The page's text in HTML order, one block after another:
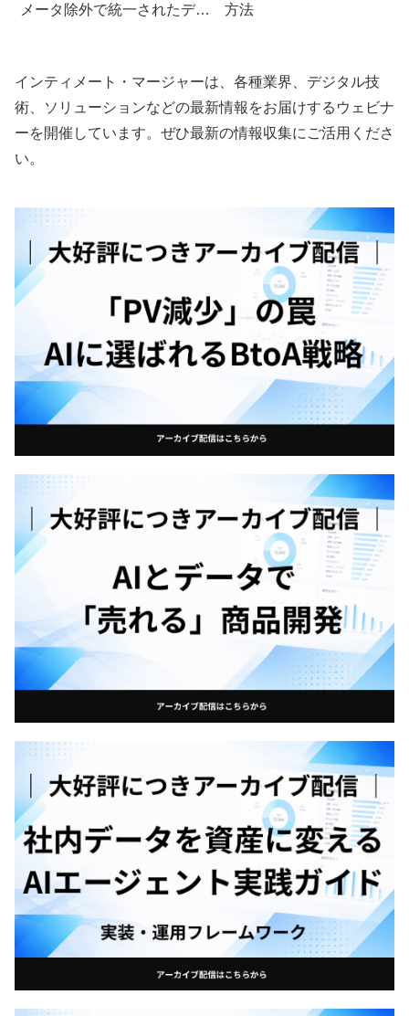
メータ除外で統一されたデー
方法
インティメート・マージャーは、各種業界、デジタル技
術、ソリューションなどの最新情報をお届けするウェビナ
ーを開催しています。ぜひ最新の情報収集にご活用くださ
い。